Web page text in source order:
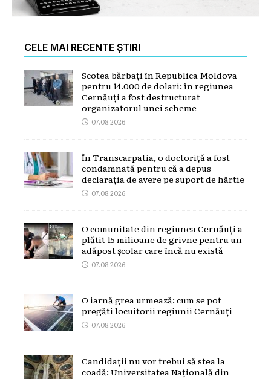
CELE MAI RECENTE ȘTIRI
Scotea bărbați în Republica Moldova
pentru 14.000 de dolari: în regiunea
Cernăuți a fost destructurat
organizatorul unei scheme
07.08.2026
În Transcarpatia, o doctoriță a fost
condamnată pentru că a depus
declarația de avere pe suport de hârtie
07.08.2026
O comunitate din regiunea Cernăuți a
plătit 15 milioane de grivne pentru un
adăpost școlar care încă nu există
07.08.2026
O iarnă grea urmează: cum se pot
pregăti locuitorii regiunii Cernăuți
07.08.2026
Candidații nu vor trebui să stea la
coadă: Universitatea Națională din